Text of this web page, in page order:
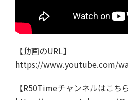
【動画のURL】
https://www.youtube.com/
【R50Timeチャンネルはこちら